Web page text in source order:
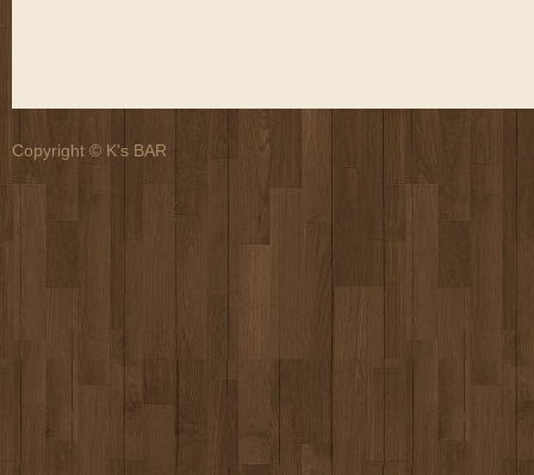
Copyright © K's BAR